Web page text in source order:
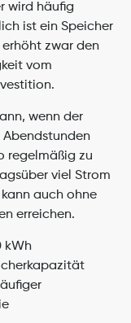
wird häufig
ist ein Speicher
zwar den
vom
wenn der
regelmäßig zu
viel Strom
auch ohne
erreichen.
kWh